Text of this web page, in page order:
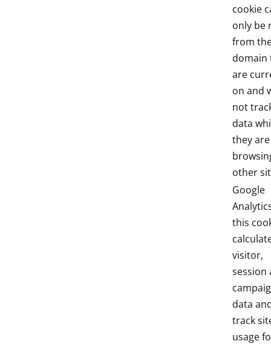
cookie
only be
from
domain
are
on and
not
data
they are
other
Google
this
visitor,
session
data
track
usage